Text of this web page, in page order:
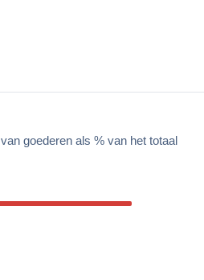
van goederen als % van het totaal